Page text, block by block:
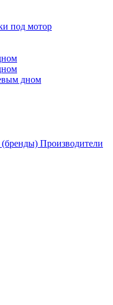
под мотор
дном
Производители